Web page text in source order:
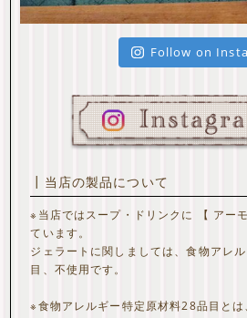
Follow on
┃当店の製品について
※当店ではスープ・ドリンクに 【 アー
ています。
ジェラートに関しましては、食物アレ
目、不使用です。
※食物アレルギー特定原材料28品目と